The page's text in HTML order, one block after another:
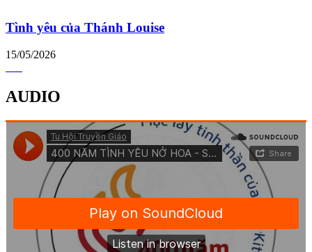
Tình yêu của Thánh Louise
15/05/2026
AUDIO